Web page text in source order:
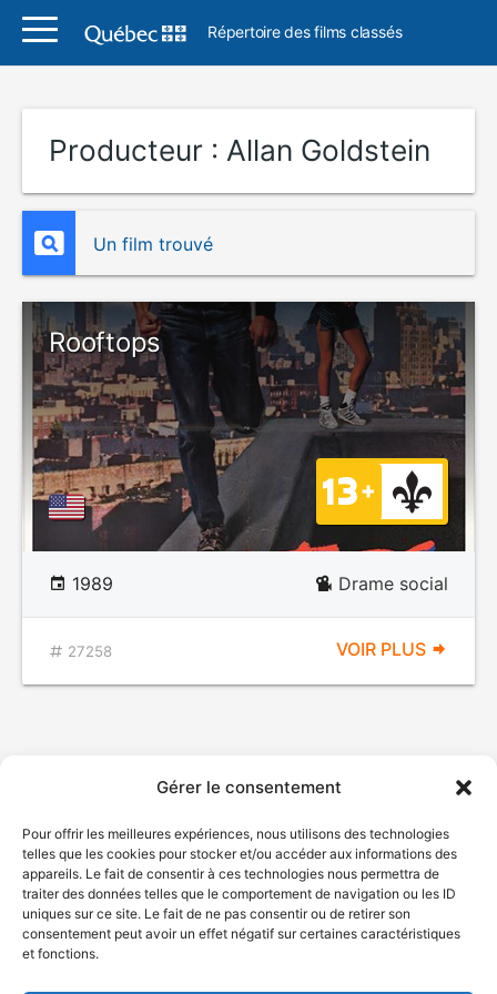
Gérer le consentement
Pour offrir les meilleures expériences, nous utilisons des technologies
telles que les cookies pour stocker et/ou accéder aux informations des
appareils. Le fait de consentir à ces technologies nous permettra de
traiter des données telles que le comportement de navigation ou les ID
uniques sur ce site. Le fait de ne pas consentir ou de retirer son
consentement peut avoir un effet négatif sur certaines caractéristiques
et fonctions.
Répertoire des films classés
Producteur : Allan Goldstein
Un film trouvé
Rooftops
1989 Drame social
27258 VOIR PLUS